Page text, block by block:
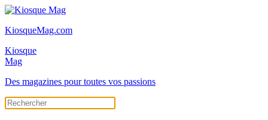
KiosqueMag.com
Kiosque
Mag
Des magazines pour toutes vos passions